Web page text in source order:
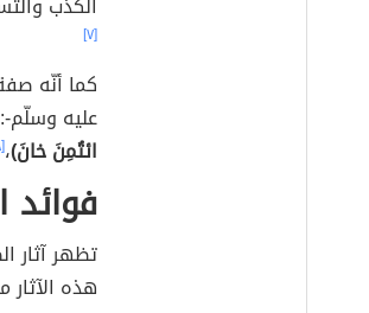
[٧]
كما أنّه
عليه
ائتُمِنَ خانَ)،[٨]
تظهر آثار
هذه الآثار